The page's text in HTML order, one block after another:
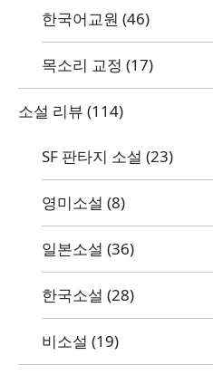
한국어교원 (46)
목소리 교정 (17)
소설 리뷰 (114)
SF 판타지 소설 (23)
영미소설 (8)
일본소설 (36)
한국소설 (28)
비소설 (19)